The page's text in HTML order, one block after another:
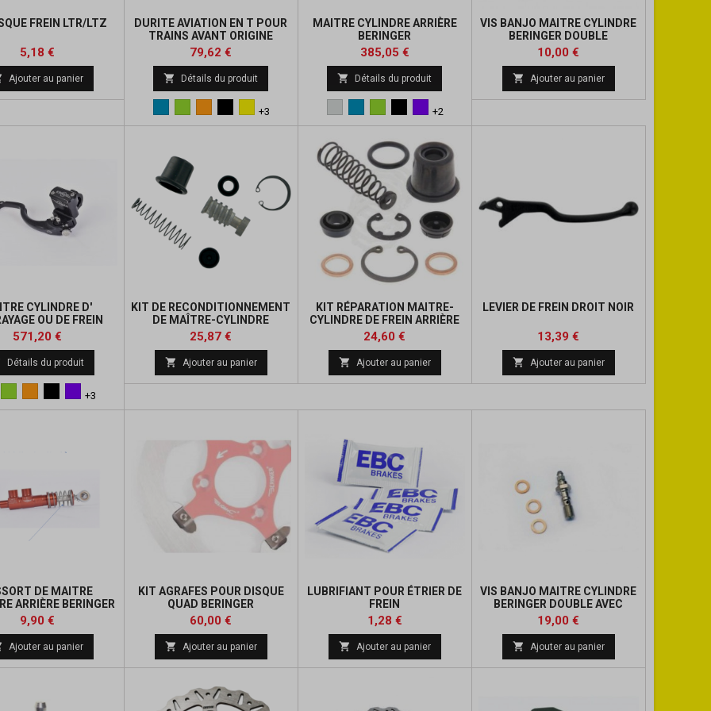
FREIN LTR/LTZ
Prix
5,18 €Prix
base
Ajouter au panier
DURITE AVIATION EN T POUR
TRAINS AVANT ORIGINE
Prix
79,62 €
base
 Détails du produit
Jaune
+3
MAITRE CYLINDRE ARRIÈRE
BERINGER
Prix
385,05 €Prix
de
base
 Détails du produit
Violet
+2
VIS BANJO MAITRE CYLINDRE
BERINGER DOUBLE
Prix
10,00 €
 Ajouter au panier
CYLINDRE D'
OU DE FREIN
GAUCHE
Prix
571,20 €Prix
de
base
Détails du produit
Violet
+3
KIT DE RECONDITIONNEMENT
DE MAÎTRE-CYLINDRE
Prix
25,87 €
base
 Ajouter au panier
KIT RÉPARATION MAITRE-
CYLINDRE DE FREIN ARRIÈRE
ALL BALLS
Prix
24,60 €
base
 Ajouter au panier
LEVIER DE FREIN DROIT NOIR
Prix
13,39 €
base
 Ajouter au panier
DE MAITRE
ARRIÈRE BERINGER
Prix
9,90 €
Ajouter au panier
KIT AGRAFES POUR DISQUE
QUAD BERINGER
Prix
60,00 €
 Ajouter au panier
LUBRIFIANT POUR ÉTRIER DE
FREIN
Prix
1,28 €
 Ajouter au panier
VIS BANJO MAITRE CYLINDRE
BERINGER DOUBLE AVEC
PURGEUR
Prix
19,00 €
 Ajouter au panier